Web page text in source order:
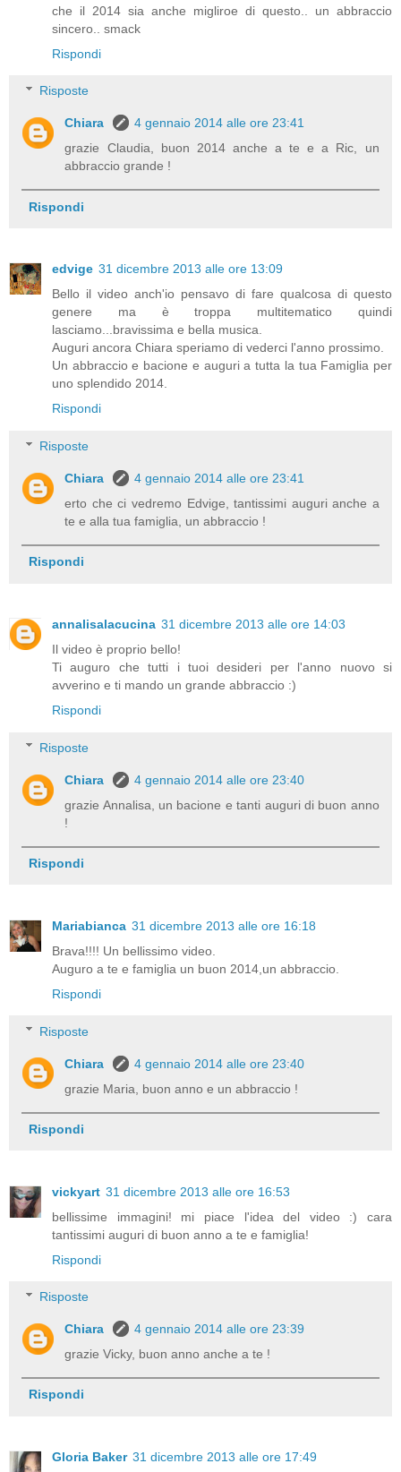
che il 2014 sia anche migliroe di questo.. un abbraccio
sincero.. smack
Rispondi
Risposte
Chiara
4 gennaio 2014 alle ore 23:41
grazie Claudia, buon 2014 anche a te e a Ric, un
abbraccio grande !
Rispondi
edvige 31 dicembre 2013 alle ore 13:09
Bello il video anch'io pensavo di fare qualcosa di questo
genere ma è troppa multitematico quindi
lasciamo...bravissima e bella musica.
Auguri ancora Chiara speriamo di vederci l'anno prossimo.
Un abbraccio e bacione e auguri a tutta la tua Famiglia per
uno splendido 2014.
Rispondi
Risposte
Chiara
4 gennaio 2014 alle ore 23:41
erto che ci vedremo Edvige, tantissimi auguri anche a
te e alla tua famiglia, un abbraccio !
Rispondi
annalisalacucina 31 dicembre 2013 alle ore 14:03
Il video è proprio bello!
Ti auguro che tutti i tuoi desideri per l'anno nuovo si
avverino e ti mando un grande abbraccio :)
Rispondi
Risposte
Chiara
4 gennaio 2014 alle ore 23:40
grazie Annalisa, un bacione e tanti auguri di buon anno
!
Rispondi
Mariabianca 31 dicembre 2013 alle ore 16:18
Brava!!!! Un bellissimo video.
Auguro a te e famiglia un buon 2014,un abbraccio.
Rispondi
Risposte
Chiara
4 gennaio 2014 alle ore 23:40
grazie Maria, buon anno e un abbraccio !
Rispondi
vickyart 31 dicembre 2013 alle ore 16:53
bellissime immagini! mi piace l'idea del video :) cara
tantissimi auguri di buon anno a te e famiglia!
Rispondi
Risposte
Chiara
4 gennaio 2014 alle ore 23:39
grazie Vicky, buon anno anche a te !
Rispondi
Gloria Baker 31 dicembre 2013 alle ore 17:49